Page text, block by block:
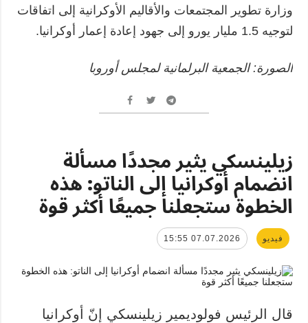
وزارة تطوير المجتمعات والأقاليم الأوكرانية إلى اتفاقات
لتوجيه 1.5 مليار يورو إلى جهود إعادة إعمار أوكرانيا.
الصورة: الجمعية البرلمانية لمجلس أوروبا
زيلينسكي يثير مجددًا مسألة
انضمام أوكرانيا إلى الناتو: هذه
الخطوة ستجعلنا جميعًا أكثر قوة
فيديو 07.07.2026 15:55
قال الرئيس فولوديمير زيلينسكي إنّ أوكرانيا